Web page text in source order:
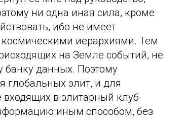
ни одна иная сила, кроме
ибо не имеет
иерархиями. Тем
на Земле событий, не
банку данных. Поэтому
глобальных элит, и для
входящих в элитарный клуб
иным способом, без